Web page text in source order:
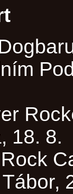
18. 8.